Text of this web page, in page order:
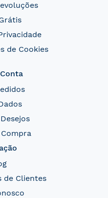
de Cookies
de Clientes